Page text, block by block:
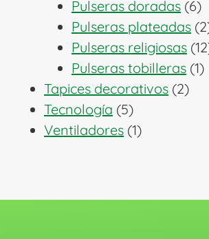
productos
Pulseras doradas 66
Pulseras plateadas 2
Pulseras religiosas 12
Pulseras tobilleras 11
Tapices decorativos 22
Tecnología 55
productos
Ventiladores 11